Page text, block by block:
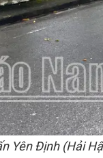
Yên Định (Hải